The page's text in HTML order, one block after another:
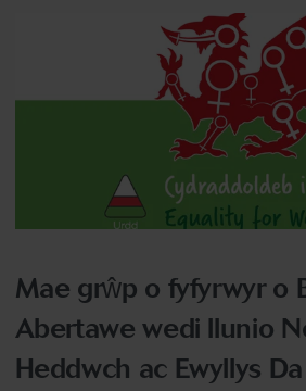
Mae grŵp o fyfyrwyr o
Abertawe wedi llunio
Heddwch ac Ewyllys